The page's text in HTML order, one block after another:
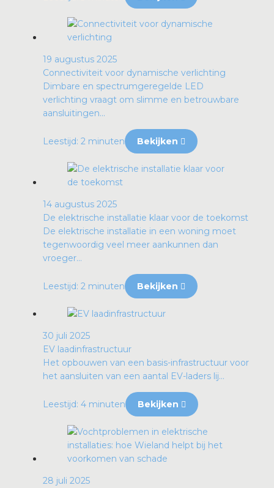
19 augustus 2025
Connectiviteit voor dynamische verlichting
Dimbare en spectrumgeregelde LED
verlichting vraagt om slimme en betrouwbare
aansluitingen...
Leestijd: 2 minuten Bekijken
14 augustus 2025
De elektrische installatie klaar voor de toekomst
De elektrische installatie in een woning moet
tegenwoordig veel meer aankunnen dan
vroeger...
Leestijd: 2 minuten Bekijken
30 juli 2025
EV laadinfrastructuur
Het opbouwen van een basis-infrastructuur voor
het aansluiten van een aantal EV-laders lij...
Leestijd: 4 minuten Bekijken
28 juli 2025